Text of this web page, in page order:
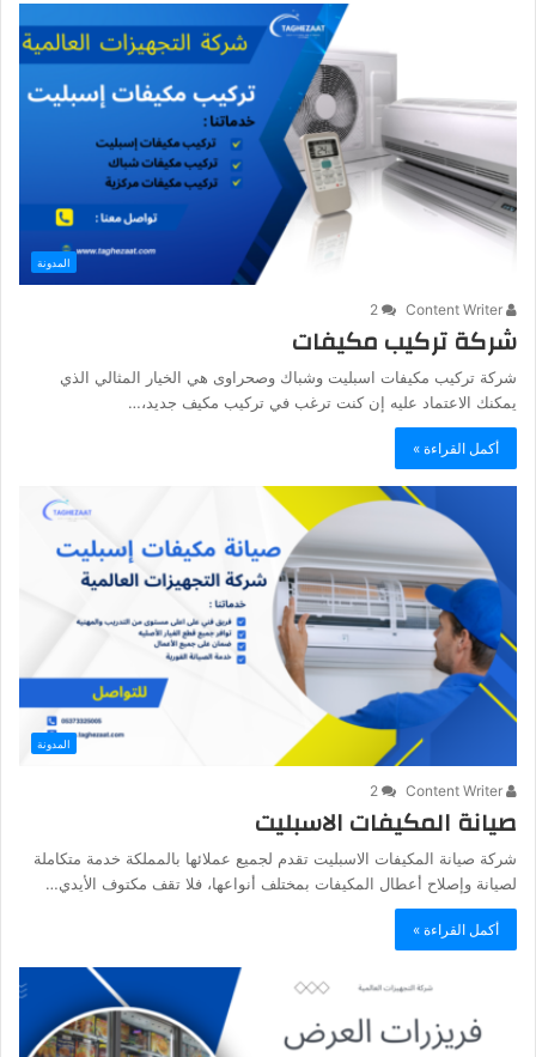
المدونة
2
شركة تركيب مكيفات
شركة تركيب مكيفات اسبليت وشباك وصحراوى هي الخيار المثالي الذي
يمكنك الاعتماد عليه إن كنت ترغب في تركيب مكيف جديد،…
أكمل القراءة »
المدونة
2
صيانة المكيفات الاسبليت
شركة صيانة المكيفات الاسبليت تقدم لجميع عملائها بالمملكة خدمة متكاملة
لصيانة وإصلاح أعطال المكيفات بمختلف أنواعها، فلا تقف مكتوف الأيدي…
أكمل القراءة »